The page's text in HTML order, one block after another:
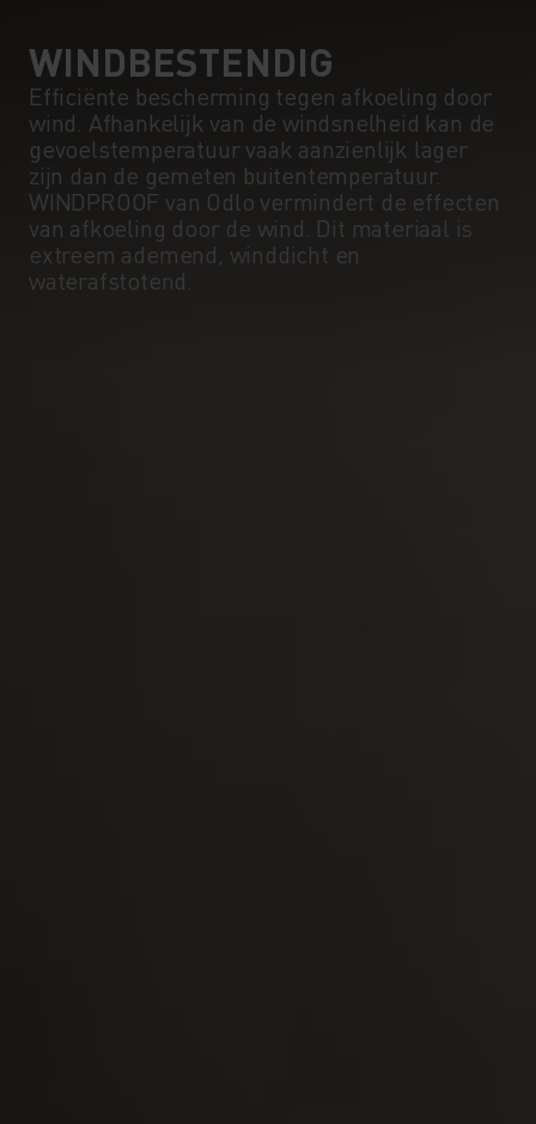
WINDBESTENDIG
Efficiënte bescherming tegen afkoeling door
wind. Afhankelijk van de windsnelheid kan de
gevoelstemperatuur vaak aanzienlijk lager
zijn dan de gemeten buitentemperatuur.
WINDPROOF van Odlo vermindert de effecten
van afkoeling door de wind. Dit materiaal is
extreem ademend, winddicht en
waterafstotend.